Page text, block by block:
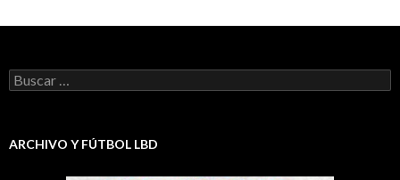
Buscar:
ARCHIVO Y FÚTBOL LBD